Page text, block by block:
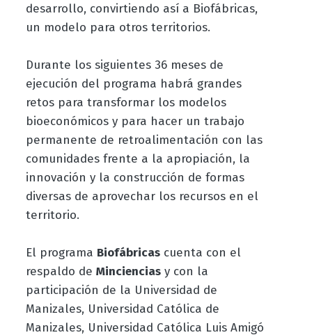
desarrollo, convirtiendo así a Biofábricas,
un modelo para otros territorios.
Durante los siguientes 36 meses de
ejecución del programa habrá grandes
retos para transformar los modelos
bioeconómicos y para hacer un trabajo
permanente de retroalimentación con las
comunidades frente a la apropiación, la
innovación y la construcción de formas
diversas de aprovechar los recursos en el
territorio.
El programa Biofábricascuenta con el
respaldo de Mincienciasy con la
participación de la Universidad de
Manizales, Universidad Católica de
Manizales, Universidad Católica Luis Amigó